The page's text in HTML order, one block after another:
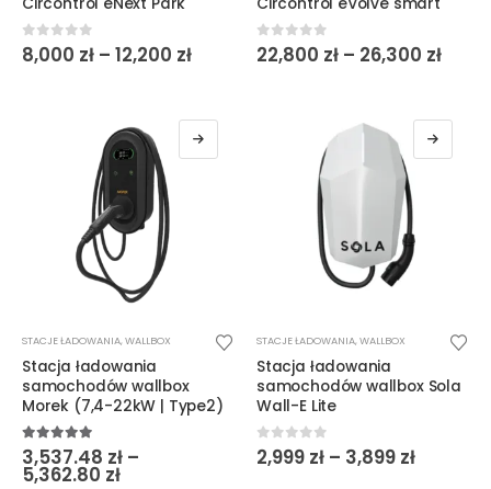
wariantów.
Opcje
0out of 5
8,000 zł – 12,200 złZakres
do
12,200 zł
wariantów.
Opcje
produktu
0out of 5
22,800 zł – 26,300 zł
do
ma
wiele
wariantów.
Opcje
można
STACJE ŁADOWANIA,WALLBOX
Stacja ładowania
samochodów wallbox
Morek (7,4-22kW | Type2)
5.00out of 5
3,537.48 zł –
5,362.80 złZakres
ma
wiele
wariantów.
Opcje
STACJE ŁADOWANIA,WALLBOX
Stacja ładowania
samochodów wallbox Sola
Wall-E Lite
0 out of 5
2,999 zł – 3,899 złZakres